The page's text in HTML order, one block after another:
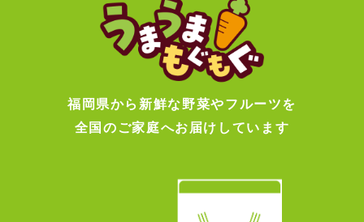
福岡県から新鮮な野菜やフルーツを
全国のご家庭へお届けしています